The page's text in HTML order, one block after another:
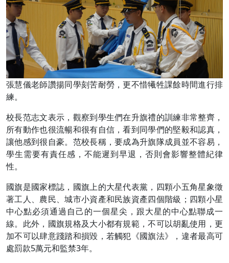
張慧儀老師讚揚同學刻苦耐勞，更不惜犧牲課餘時間進行排
練。
校長范志文表示，觀察到學生們在升旗禮的訓練非常整齊，
所有動作也很流暢和很有自信，看到同學們的堅毅和認真，
讓他感到很自豪。范校長稱，要成為升旗隊成員並不容易，
學生需要有責任感，不能遲到早退，否則會影響整體紀律
性。
國旗是國家標誌，國旗上的大星代表黨，四顆小五角星象徵
著工人、農民、城市小資產和民族資產四個階級；四顆小星
中心點必須通過自己的一個星尖，跟大星的中心點聯成一
線。此外，國旗規格及大小都有規範，不可以胡亂使用，更
加不可以肆意踐踏和損毀，若觸犯《國旗法》，違者最高可
處罰款5萬元和監禁3年。